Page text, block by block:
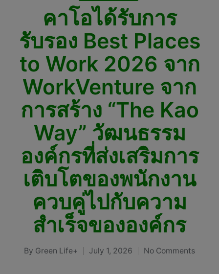
in
คาโอได้รับการ
รับรอง Best Places
to Work 2026 จาก
WorkVenture จาก
การสร้าง “The Kao
Way” วัฒนธรรม
องค์กรที่ส่งเสริมการ
เติบโตของพนักงาน
ควบคู่ไปกับความ
สำเร็จขององค์กร
Posted
By Green Life+ July 1, 2026 No Comments